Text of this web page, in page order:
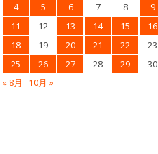
4
5 6 7 8 9
11
12 13 14 15 16
18
19 20 21 22 23
25
26 27 28 29
30
« 8月
10月 »